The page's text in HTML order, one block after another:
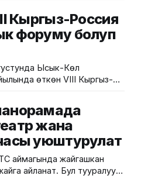
укугун коргоо.
жолунда (МЦК) өткөрүлүп
Новости маалымдады.
технологиянын өзгөчөлүгү
анын ичинде машинисттин
Поезд өз алдынча
эшиктерди ачып-жабат.
Кыргыз-Россия
форуму болуп
Ысык-Көл
өткөн VIII Кыргыз-
аралык кеңешинин
уюштурулуп, ага
мамлекеттик
өнүктүрүү
эксперттик коомчулуктун
келишимдерге кол
жана
уюштурулат
аймагында жайгашкан
айланат. Бул тууралуу